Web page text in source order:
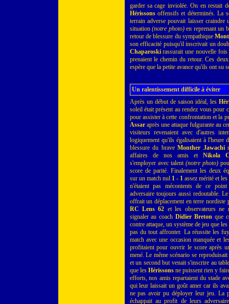
garder sa cage inviolée. On en restait
Hérissonsoffensifs et déterminés. La
terrain adverse pouvait laisser
situation(notre photo)en reprenant un
retour de blessure du sympathique
son efficacité puisqu'il inscrivait un
Chaparoskirassurait une nouvelle fois
prenaient le chemin du retour. Ces
espère que la petite avance qu'ils ont su
Un ralentissement difficile à éviter
Après un début de saison idéal, les
soleil était présent au rendez vous pour
pour assister à cette confrontation et la
Assaraprès une attaque fulgurante au
visiteurs revenaient avec d'autres
logiquement qu'ils égalisaient à l'heure
blessure du braveMonther Jawachi
affaires de nos amis et Nikola
s'employer avec talent (notre photo)
score de parité. Finalement les deux
sur un match nul 1 - 1assez mérité et
n'étaient pas mécontents de ce
adversaire toujours aussi redoutable.
offrait un déplacement en terre nordiste
RC Lens 62 et les observateurs ne
signaler au coachDidier Breton que
contre attaque, un système de jeu que les
pas du tout affronter. La réussite les
match avec une occasion manquée et
profitaient pour ouvrir le score après
mené. Le même scénario se
et un second but venait s'inscrire au
que les Hérissonsne puissent rien y
efforts, nos amis repartaient du stade
qui leur laissait un goût amer car ils
ne pas avoir pu déployer leur jeu. La
échappait au profit de leurs